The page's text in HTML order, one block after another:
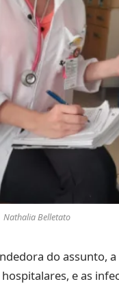
Nathalia Belletato
do assunto,
e as